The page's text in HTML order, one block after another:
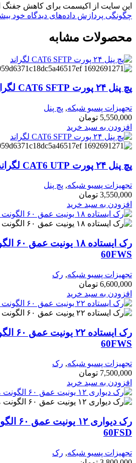
این سایت از اکیسمت برای کاهش جفنگ
چگونگی پردازش داده‌های دیدگاه خود
محصولات مشابه
پچ پنل ۲۴ پورت CAT6 SFTP لگراند
تجهیزات پسیو شبکه, پچ پنل
5,550,000 تومان
افزودن به سبد خرید
پچ پنل ۲۴ پورت CAT6 UTP لگراند
تجهیزات پسیو شبکه, پچ پنل
3,550,000 تومان
افزودن به سبد خرید
60FWS
تجهیزات پسیو شبکه, رک
6,600,000 تومان
افزودن به سبد خرید
60FWS
تجهیزات پسیو شبکه, رک
7,500,000 تومان
افزودن به سبد خرید
60FSD
تجهیزات پسیو شبکه, رک